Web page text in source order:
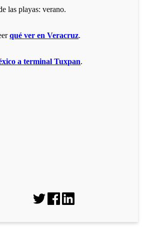
las playas: verano.
qué ver en Veracruz.
a terminal Tuxpan.